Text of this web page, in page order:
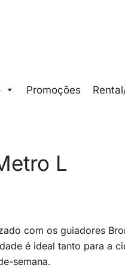
Promoções
L
com os guiadores
é ideal tanto para a
semana.